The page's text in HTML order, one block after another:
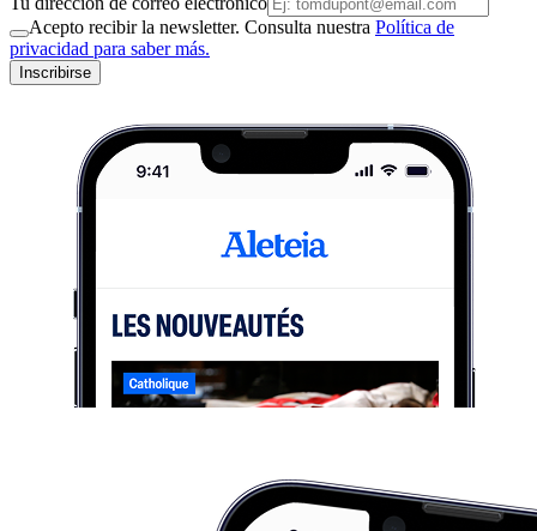
Acepto recibir la newsletter. Consulta nuestra Política de
privacidad para saber más.
Inscribirse